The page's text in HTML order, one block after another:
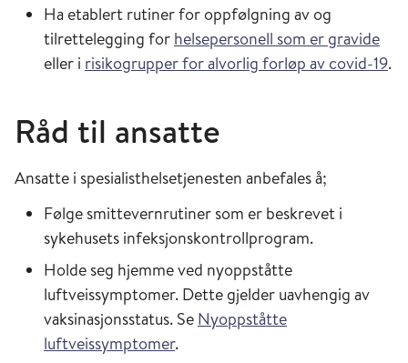
Ha etablert rutiner for oppfølgning av og
tilrettelegging for helsepersonell som er gravide
eller i risikogrupper for alvorlig forløp av covid-19.
Råd til ansatte
Ansatte i spesialisthelsetjenesten anbefales å;
Følge smittevernrutiner som er beskrevet i
sykehusets infeksjonskontrollprogram.
Holde seg hjemme ved nyoppståtte
luftveissymptomer. Dette gjelder uavhengig av
vaksinasjonsstatus. Se Nyoppståtte
luftveissymptomer.